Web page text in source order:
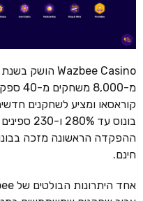
מ-
קוראסאו ומציע לשחקנים
חינם.